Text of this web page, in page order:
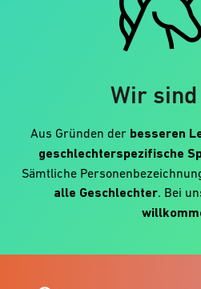
Wir
Aus Gründen der besseren
geschlechterspezifische
Sämtliche
alle Geschlechter. Bei